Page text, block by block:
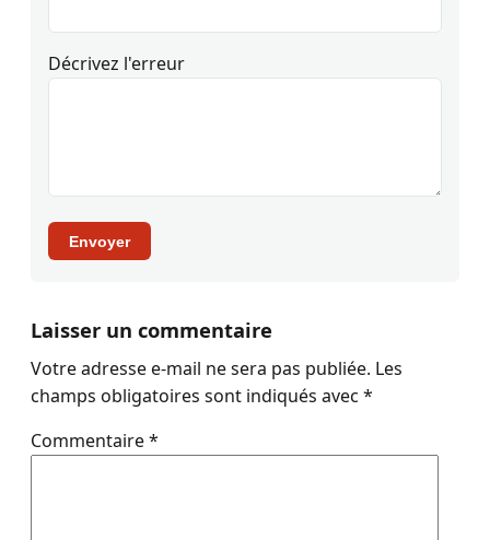
Décrivez l'erreur
Envoyer
Laisser un commentaire
Votre adresse e-mail ne sera pas publiée. Les
champs obligatoires sont indiqués avec *
Commentaire*